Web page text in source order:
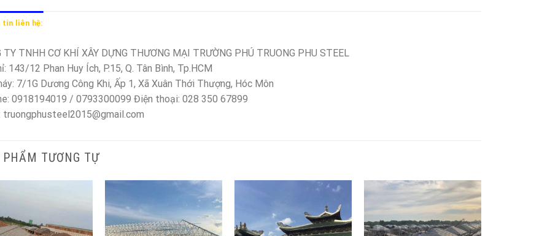
tin liên hệ:
TY TNHH CƠ KHÍ XÂY DỰNG THƯƠNG MẠI TRƯỜNG PHÚ TRUONG PHU STEEL
143/12 Phan Huy Ích, P.15, Q. Tân Bình, Tp.HCM
7/1G Dương Công Khi, Ấp 1, Xã Xuân Thới Thượng, Hóc Môn
0918194019 / 0793300099 Điện thoại: 028 350 67899
truongphusteel2015@gmail.com
TƯƠNG TỰ